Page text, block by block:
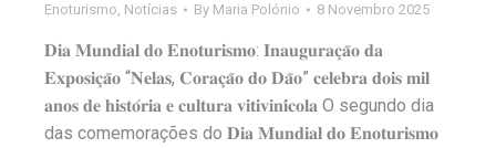
Enoturismo, Notícias By Maria Polónio 8 Novembro 2025
𝐃𝐢𝐚 𝐌𝐮𝐧𝐝𝐢𝐚𝐥 𝐝𝐨 𝐄𝐧𝐨𝐭𝐮𝐫𝐢𝐬𝐦𝐨: 𝐈𝐧𝐚𝐮𝐠𝐮𝐫𝐚𝐜̧𝐚̃𝐨 𝐝𝐚
𝐄𝐱𝐩𝐨𝐬𝐢𝐜̧𝐚̃𝐨 “𝐍𝐞𝐥𝐚𝐬, 𝐂𝐨𝐫𝐚𝐜̧𝐚̃𝐨 𝐝𝐨 𝐃𝐚̃𝐨” 𝐜𝐞𝐥𝐞𝐛𝐫𝐚 𝐝𝐨𝐢𝐬 𝐦𝐢𝐥
𝐚𝐧𝐨𝐬 𝐝𝐞 𝐡𝐢𝐬𝐭𝐨́𝐫𝐢𝐚 𝐞 𝐜𝐮𝐥𝐭𝐮𝐫𝐚 𝐯𝐢𝐭𝐢𝐯𝐢𝐧𝐢́𝐜𝐨𝐥𝐚 O segundo dia
das comemorações do 𝐃𝐢𝐚 𝐌𝐮𝐧𝐝𝐢𝐚𝐥 𝐝𝐨 𝐄𝐧𝐨𝐭𝐮𝐫𝐢𝐬𝐦𝐨